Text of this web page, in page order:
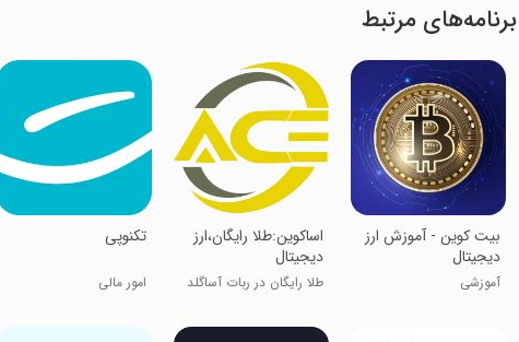
برنامه‌های مرتبط
بیت کوین - آموزش ارز
دیجیتال
آموزشی
‏اساکوین:طلا رایگان،ارز
دیجیتال
طلا رایگان در ربات آساگلد
‏‏تکنوپی
امور مالی